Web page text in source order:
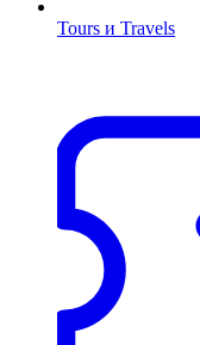
Tours и Travels